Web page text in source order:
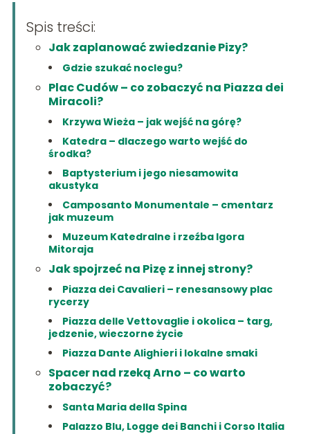
Spis treści:
Jak zaplanować zwiedzanie Pizy?
Gdzie szukać noclegu?
Plac Cudów – co zobaczyć na Piazza dei
Miracoli?
Krzywa Wieża – jak wejść na górę?
Katedra – dlaczego warto wejść do
środka?
Baptysterium i jego niesamowita
akustyka
Camposanto Monumentale – cmentarz
jak muzeum
Muzeum Katedralne i rzeźba Igora
Mitoraja
Jak spojrzeć na Pizę z innej strony?
Piazza dei Cavalieri – renesansowy plac
rycerzy
Piazza delle Vettovaglie i okolica – targ,
jedzenie, wieczorne życie
Piazza Dante Alighieri i lokalne smaki
Spacer nad rzeką Arno – co warto
zobaczyć?
Santa Maria della Spina
Palazzo Blu, Logge dei Banchi i Corso Italia